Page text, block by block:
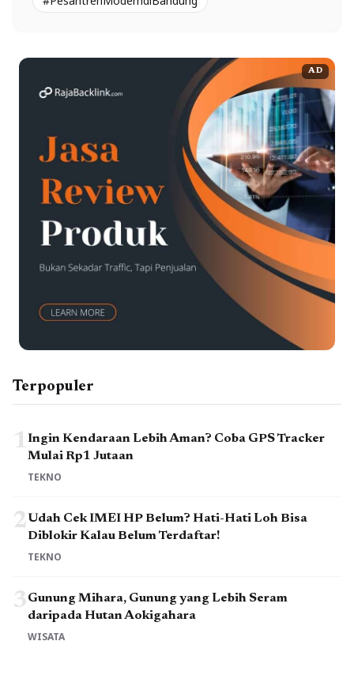
AD
Terpopuler
1Ingin Kendaraan Lebih Aman? Coba GPS Tracker
Mulai Rp1 Jutaan
TEKNO
2Udah Cek IMEI HP Belum? Hati-Hati Loh Bisa
Diblokir Kalau Belum Terdaftar!
TEKNO
3Gunung Mihara, Gunung yang Lebih Seram
daripada Hutan Aokigahara
WISATA